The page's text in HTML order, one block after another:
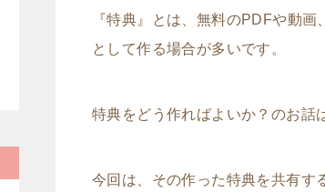
『特典』とは、無料のPDFや動
として作る場合が多いです。
特典をどう作ればよいか？のお話
今回は、その作った特典を共有す